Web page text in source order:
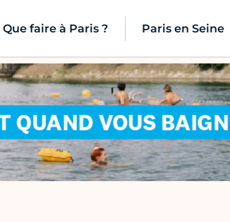
Que faire à Paris ? Paris en Seine